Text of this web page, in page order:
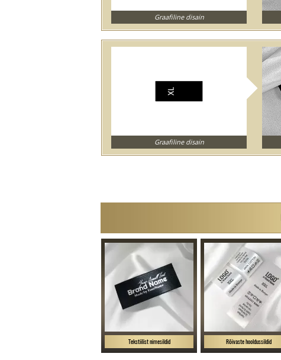
Graafiline disain
Graafiline disain
Tekstiilist nimesildid Rõivaste hooldussildid